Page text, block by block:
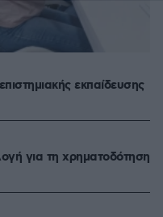
εκπαίδευσης
για τη χρηματοδότηση